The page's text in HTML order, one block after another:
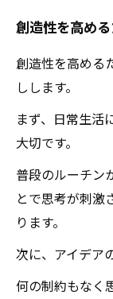
創造性を高め
創造性を高める
しします。
まず、日常生活
大切です。
普段のルーチン
とで思考が刺激
ります。
次に、アイデア
何の制約もなく